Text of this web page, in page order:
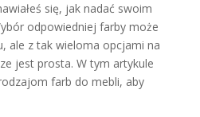
się, jak nadać swoim
odpowiedniej farby może
ale z tak wieloma opcjami na
jest prosta. W tym artykule
farb do mebli, aby